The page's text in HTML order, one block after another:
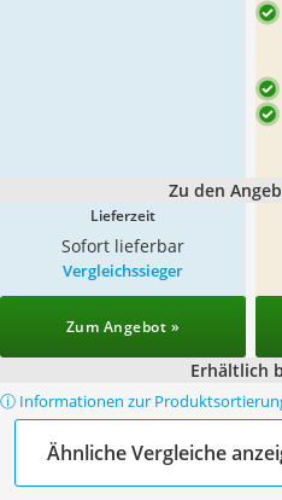
Zu den
Lieferzeit
Sofort lieferbar
Vergleichssieger
Zum Angebot »
Erhältlich
ⓘ Informationen zur
Ähnliche Vergleiche